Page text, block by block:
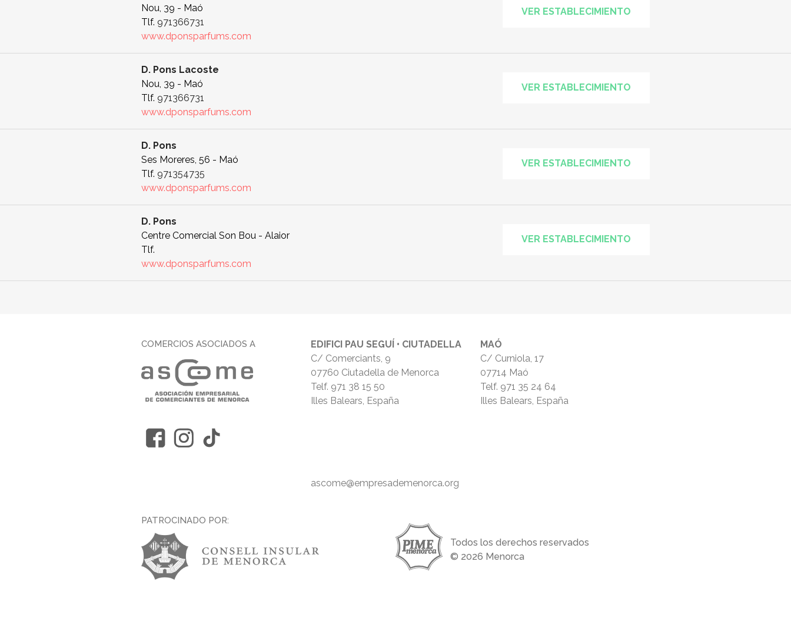
Nou, 39 - Maó
Tlf. 971366731
www.dponsparfums.com
VER ESTABLECIMIENTO
D. Pons Lacoste
Nou, 39 - Maó
Tlf. 971366731
www.dponsparfums.com
VER ESTABLECIMIENTO
D. Pons
Ses Moreres, 56 - Maó
Tlf. 971354735
www.dponsparfums.com
VER ESTABLECIMIENTO
D. Pons
Centre Comercial Son Bou - Alaior
Tlf.
www.dponsparfums.com
VER ESTABLECIMIENTO
COMERCIOS ASOCIADOS A
EDIFICI PAU SEGUÍ • CIUTADELLA
C/ Comerciants, 9
07760 Ciutadella de Menorca
Telf. 971 38 15 50
Illes Balears, España
MAÓ
C/ Curniola, 17
07714 Maó
Telf. 971 35 24 64
Illes Balears, España
ascome@empresademenorca.org
PATROCINADO POR:
Todos los derechos reservados
© 2026 Menorca